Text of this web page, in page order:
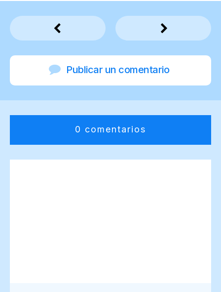
Publicar un comentario
0 comentarios